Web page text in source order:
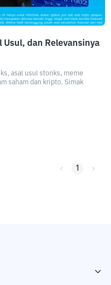
dan Relevansinya
asal usul stonks, meme
saham dan kripto. Simak
1